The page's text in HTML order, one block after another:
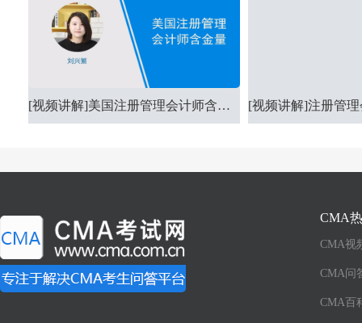
[视频讲解]美国注册管理会计师含金量
CMA
CMA视
CMA问
CMA百